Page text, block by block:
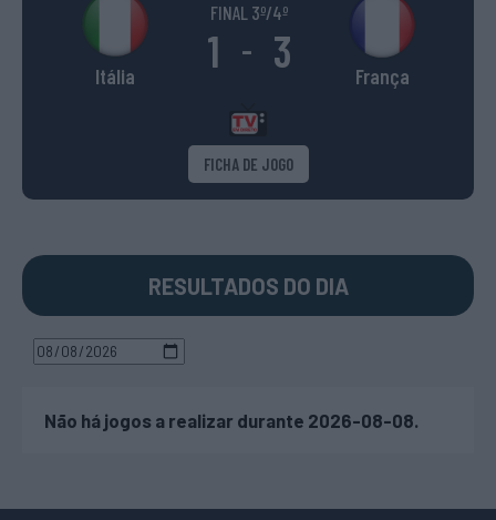
Itália
FINAL 3º/4º
1 - 3 França
FICHA DE JOGO
RESULTADOS DO DIA
Não há jogos a realizar durante 2026-08-08.